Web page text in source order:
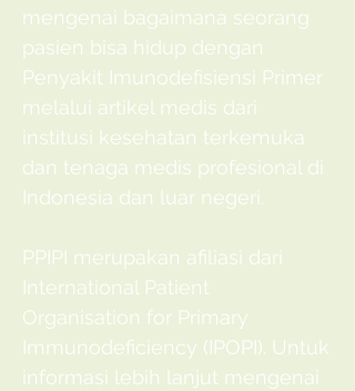
mengenai bagaimana seorang
pasien bisa hidup dengan
Penyakit Imunodefisiensi Primer
melalui artikel medis dari
institusi kesehatan terkemuka
dan tenaga medis profesional di
Indonesia dan luar negeri.
PPIPI merupakan afiliasi dari
International Patient
Organisation for Primary
Immunodeficiency (IPOPI). Untuk
informasi lebih lanjut mengenai